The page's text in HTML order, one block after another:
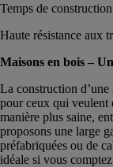
Temps de
Haute résistance aux
Maisons en bois –
La construction
pour ceux qui veulent
manière plus saine,
proposons une large
préfabriquées ou de
idéale si vous